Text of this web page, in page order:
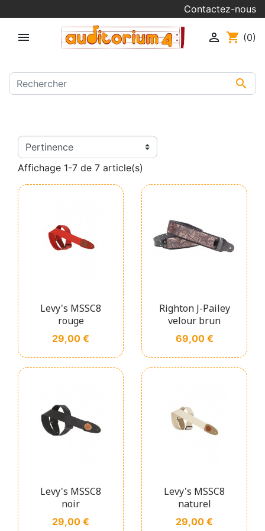
Contactez-nous


 shopping_cart (0)
Affichage 1-7 de 7 article(s)
Levy's MSSC8
rouge
Prix
29,00 €
Righton J-Pailey
velour brun
Prix
69,00 €
Levy's MSSC8
noir
Prix
29,00 €
Levy's MSSC8
naturel
Prix
29,00 €